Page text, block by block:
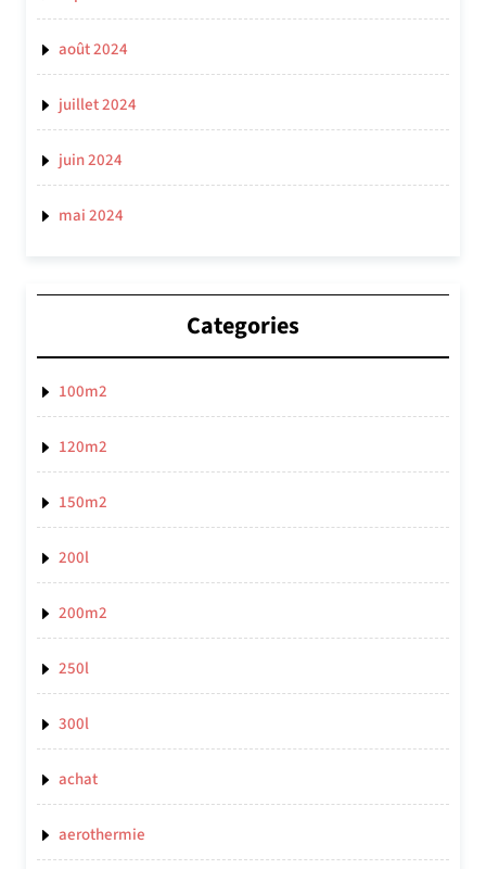
août 2024
juillet 2024
juin 2024
mai 2024
Categories
100m2
120m2
150m2
200l
200m2
250l
300l
achat
aerothermie